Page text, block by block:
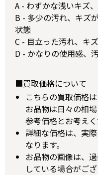
A - わずかな浅いキズ
B - 多少の汚れ、キズ
状態
C - 目立った汚れ、キ
D - かなりの使用感、
■買取価格について
こちらの買取価格
お品物は日々の相
参考価格とお考えく
詳細な価格は、実
なります。
お品物の画像は、
している場合がござ